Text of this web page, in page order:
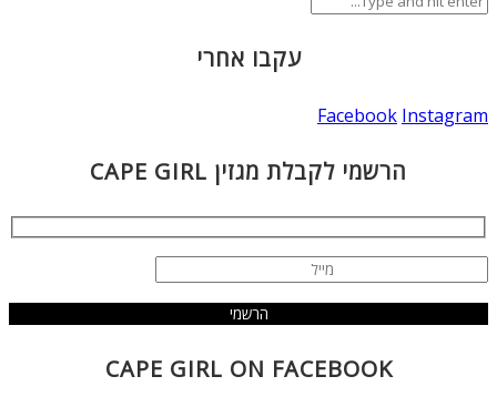
עקבו אחרי
Facebook Instagram
הרשמי לקבלת מגזין CAPE GIRL
CAPE GIRL ON FACEBOOK